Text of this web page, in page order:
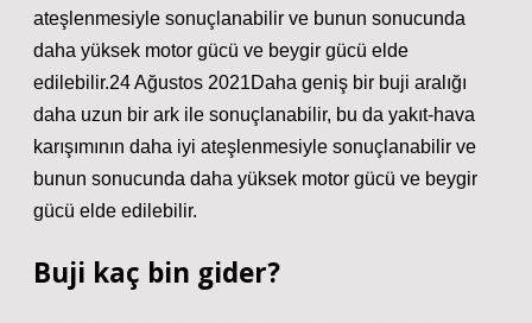
ateşlenmesiyle sonuçlanabilir ve bunun sonucunda
daha yüksek motor gücü ve beygir gücü elde
edilebilir.24 Ağustos 2021Daha geniş bir buji aralığı
daha uzun bir ark ile sonuçlanabilir, bu da yakıt-hava
karışımının daha iyi ateşlenmesiyle sonuçlanabilir ve
bunun sonucunda daha yüksek motor gücü ve beygir
gücü elde edilebilir.
Buji kaç bin gider?